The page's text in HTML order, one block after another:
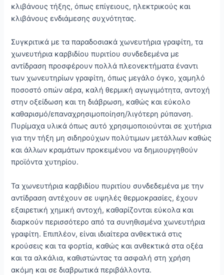
κλιβάνους τήξης, όπως επίγειους, ηλεκτρικούς και
κλιβάνους ενδιάμεσης συχνότητας.
Συγκριτικά με τα παραδοσιακά χωνευτήρια γραφίτη, τα
χωνευτήρια καρβιδίου πυριτίου συνδεδεμένα με
αντίδραση προσφέρουν πολλά πλεονεκτήματα έναντι
των χωνευτηρίων γραφίτη, όπως μεγάλο όγκο, χαμηλό
ποσοστό οπών αέρα, καλή θερμική αγωγιμότητα, αντοχή
στην οξείδωση και τη διάβρωση, καθώς και εύκολο
καθαρισμό/επαναχρησιμοποίηση/λιγότερη ρύπανση.
Πυρίμαχα υλικά όπως αυτό χρησιμοποιούνται σε χυτήρια
για την τήξη μη σιδηρούχων πολύτιμων μετάλλων καθώς
και άλλων κραμάτων προκειμένου να δημιουργηθούν
προϊόντα χυτηρίου.
Τα χωνευτήρια καρβιδίου πυριτίου συνδεδεμένα με την
αντίδραση αντέχουν σε υψηλές θερμοκρασίες, έχουν
εξαιρετική χημική αντοχή, καθαρίζονται εύκολα και
διαρκούν περισσότερο από τα συνηθισμένα χωνευτήρια
γραφίτη. Επιπλέον, είναι ιδιαίτερα ανθεκτικά στις
κρούσεις και τα φορτία, καθώς και ανθεκτικά στα οξέα
και τα αλκάλια, καθιστώντας τα ασφαλή στη χρήση
ακόμη και σε διαβρωτικά περιβάλλοντα.